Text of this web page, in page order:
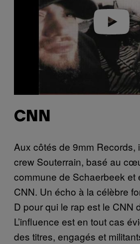
CNN
Aux côtés de 9mm Records,
crew Souterrain, basé au
commune de Schaerbeek et
CNN. Un écho à la célèbre
D pour qui le rap est le CNN
L’influence est en tout cas
des titres, engagés et